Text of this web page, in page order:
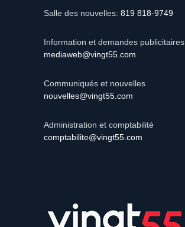
Salle des nouvelles: 819 818-9749
Information et demandes publicitaires
mediaweb@vingt55.com
Communiqués et nouvelles
nouvelles@vingt55.com
Administration et comptabilité
comptabilite@vingt55.com